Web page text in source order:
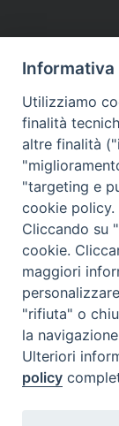
pastorale familiare
Centro di aiuto
“Mano nella
positivo a Termoli
Informativa
Utilizziamo
finalità
altre finalità
"targeting e
cookie policy.
Cliccando su
cookie.
maggiori
"rifiuta" o
la
Ulteriori
policy